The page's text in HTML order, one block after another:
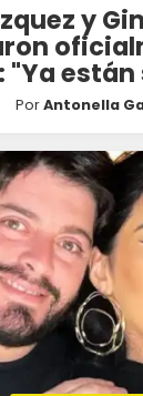
y
PorAntonella